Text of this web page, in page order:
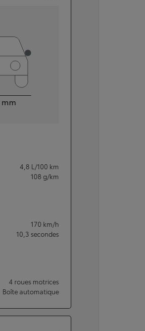
mm
4,8 L/100 km
108 g/km
170 km/h
10,3 secondes
4 roues motrices
Boîte automatique